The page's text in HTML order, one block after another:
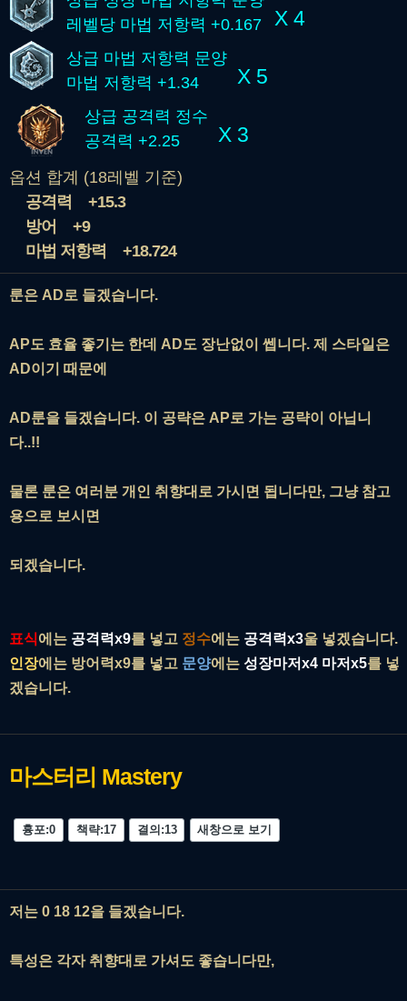
레벨당 마법 저항력 +0.167
X 4
상급 마법 저항력 문양
마법 저항력 +1.34
X 5
상급 공격력 정수
공격력 +2.25
X 3
옵션 합계 (18레벨 기준)
공격력
+15.3
방어
+9
마법 저항력
+18.724
룬은 AD로 들겠습니다.
AP도 효율 좋기는 한데 AD도 장난없이 쎕니다. 제 스타일은
AD이기 때문에
AD룬을 들겠습니다. 이 공략은 AP로 가는 공략이 아닙니
다..!!
물론 룬은 여러분 개인 취향대로 가시면 됩니다만, 그냥 참고
용으로 보시면
되겠습니다.
표식에는 공격력x9를 넣고 정수에는 공격력x3울 넣겠습니다.
인장에는 방어력x9를 넣고 문양에는 성장마저x4 마저x5를 넣
겠습니다.
마스터리 Mastery
흉포:0 책략:17 결의:13 새창으로 보기
저는 0 18 12을 들겠습니다.
특성은 각자 취향대로 가셔도 좋습니다만,